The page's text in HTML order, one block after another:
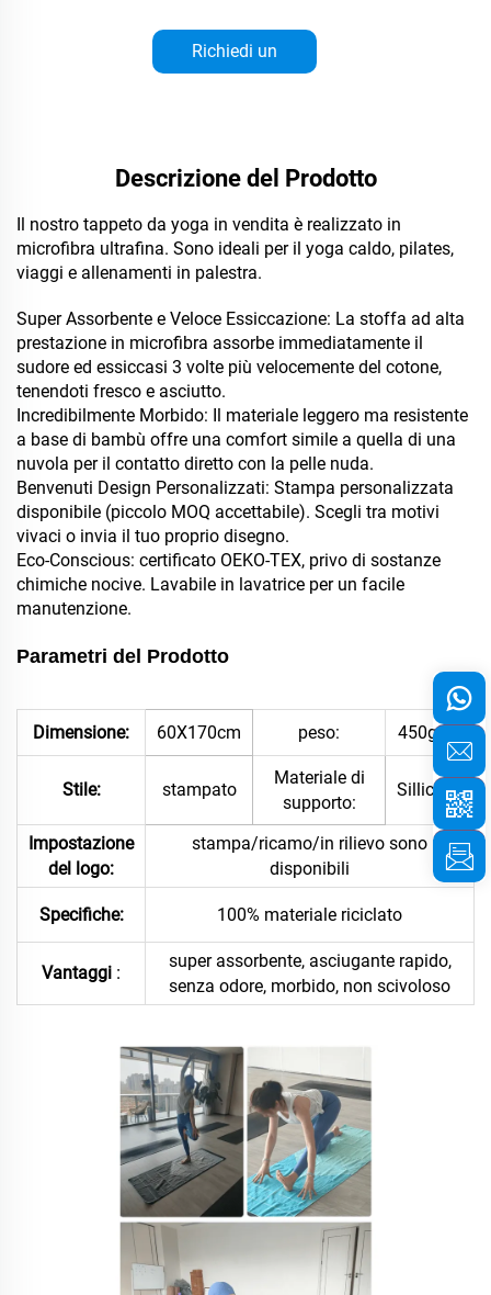
Richiedi un
Descrizione del Prodotto
Il nostro tappeto da yoga in vendita è realizzato in
microfibra ultrafina. Sono ideali per il yoga caldo, pilates,
viaggi e allenamenti in palestra.
Super Assorbente e Veloce Essiccazione: La stoffa ad alta
prestazione in microfibra assorbe immediatamente il
sudore ed essiccasi 3 volte più velocemente del cotone,
tenendoti fresco e asciutto.
Incredibilmente Morbido: Il materiale leggero ma resistente
a base di bambù offre una comfort simile a quella di una
nuvola per il contatto diretto con la pelle nuda.
Benvenuti Design Personalizzati: Stampa personalizzata
disponibile (piccolo MOQ accettabile). Scegli tra motivi
vivaci o invia il tuo proprio disegno.
Eco-Conscious: certificato OEKO-TEX, privo di sostanze
chimiche nocive. Lavabile in lavatrice per un facile
manutenzione.
Parametri del Prodotto
Dimensione: 60X170cm peso: 450gsm
Stile: stampato
Materiale di
supporto:
Sillicone
Impostazione
del logo:
stampa/ricamo/in rilievo sono
disponibili
Specifiche: 100% materiale riciclato
Vantaggi :
super assorbente, asciugante rapido,
senza odore, morbido, non scivoloso